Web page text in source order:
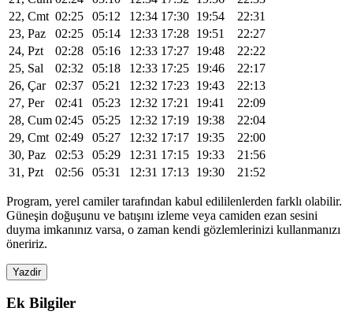
22, Cmt 02:25 05:12 12:34 17:30 19:54
22:31
23, Paz
02:25 05:14 12:33 17:28 19:51
22:27
24, Pzt
02:28 05:16 12:33 17:27 19:48
22:22
25, Sal
02:32 05:18 12:33 17:25 19:46
22:17
26, Çar
02:37 05:21 12:32 17:23 19:43
22:13
27, Per
02:41 05:23 12:32 17:21 19:41
22:09
28, Cum 02:45 05:25 12:32 17:19 19:38
22:04
29, Cmt 02:49 05:27 12:32 17:17 19:35
22:00
30, Paz
02:53 05:29 12:31 17:15 19:33
21:56
31, Pzt
02:56 05:31 12:31 17:13 19:30 21:52
Program, yerel camiler tarafından kabul edililenlerden farklı olabilir.
Güneşin doğuşunu ve batışını izleme veya camiden ezan sesini
duyma imkanınız varsa, o zaman kendi gözlemlerinizi kullanmanızı
öneririz.
Yazdir
Ek Bilgiler